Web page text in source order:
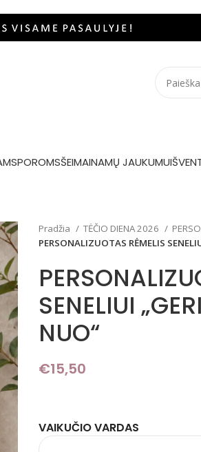
POROMSŠEIMAINAMŲ JAUKUMUI
Pradžia TĖČIO DIENA 2026
PERSONALIZUOTAS RĖMELIS
SENELIUI
NUO“
€15,50
VAIKUČIO VARDAS